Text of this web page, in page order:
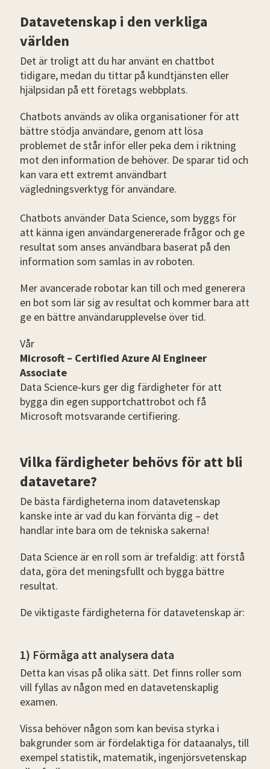
Datavetenskap i den verkliga
världen
Det är troligt att du har använt en chattbot
tidigare, medan du tittar på kundtjänsten eller
hjälpsidan på ett företags webbplats.
Chatbots används av olika organisationer för att
bättre stödja användare, genom att lösa
problemet de står inför eller peka dem i riktning
mot den information de behöver. De sparar tid och
kan vara ett extremt användbart
vägledningsverktyg för användare.
Chatbots använder Data Science, som byggs för
att känna igen användargenererade frågor och ge
resultat som anses användbara baserat på den
information som samlas in av roboten.
Mer avancerade robotar kan till och med generera
en bot som lär sig av resultat och kommer bara att
ge en bättre användarupplevelse över tid.
Vår
Microsoft – Certified Azure AI Engineer
Associate
Data Science-kurs ger dig färdigheter för att
bygga din egen supportchattrobot och få
Microsoft motsvarande certifiering.
Vilka färdigheter behövs för att bli
datavetare?
De bästa färdigheterna inom datavetenskap
kanske inte är vad du kan förvänta dig – det
handlar inte bara om de tekniska sakerna!
Data Science är en roll som är trefaldig: att förstå
data, göra det meningsfullt och bygga bättre
resultat.
De viktigaste färdigheterna för datavetenskap är:
1) Förmåga att analysera data
Detta kan visas på olika sätt. Det finns roller som
vill fyllas av någon med en datavetenskaplig
examen.
Vissa behöver någon som kan bevisa styrka i
bakgrunder som är fördelaktiga för dataanalys, till
exempel statistik, matematik, ingenjörsvetenskap